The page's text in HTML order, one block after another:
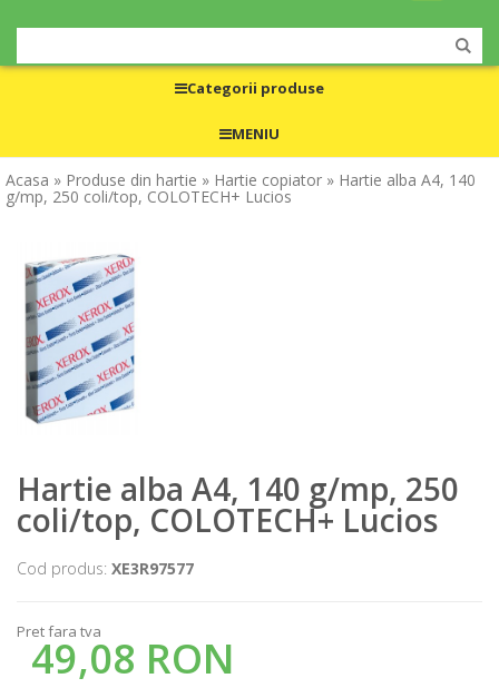
Categorii produse
MENIU
Acasa » Produse din hartie » Hartie copiator » Hartie alba A4, 140
g/mp, 250 coli/top, COLOTECH+ Lucios
Hartie alba A4, 140 g/mp, 250
coli/top, COLOTECH+ Lucios
Cod produs: XE3R97577
Pret fara tva
49,08 RON